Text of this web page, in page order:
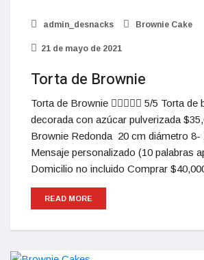
admin_desnacks Brownie Cake
21 de mayo de 2021
Torta de Brownie
Torta de Brownie  5/5 Torta de
decorada con azúcar pulverizada
Brownie Redonda 20 cm diámetro 8-
Mensaje personalizado (10 palabras
Domicilio no incluido Comprar
READ MORE